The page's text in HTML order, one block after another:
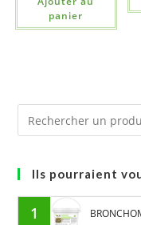
panier
Ils pourraient
1